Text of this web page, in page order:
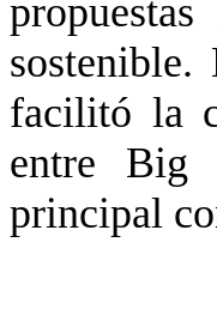
facilitó la
entre Big
principal